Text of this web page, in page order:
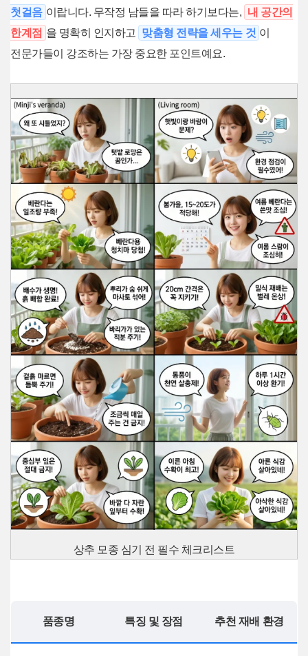
첫걸음 이랍니다. 무작정 남들을 따라 하기보다는, 내 공간의
한계점 을 명확히 인지하고 맞춤형 전략을 세우는 것 이
전문가들이 강조하는 가장 중요한 포인트예요.
상추 모종 심기 전 필수 체크리스트
품종명 특징 및 장점 추천 재배 환경